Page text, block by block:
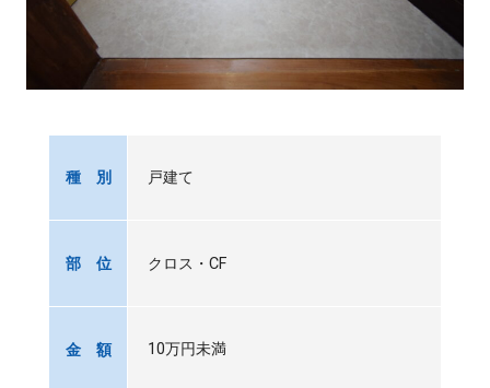
種 別 戸建て
部 位 クロス・CF
金 額 10万円未満